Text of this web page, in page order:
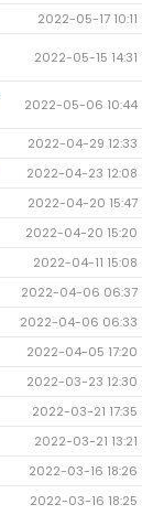
2022-05-17 10:11
2022-05-15 14:31
2022-05-06 10:44
2022-04-29 12:33
2022-04-23 12:08
2022-04-20 15:47
2022-04-20 15:20
2022-04-11 15:08
2022-04-06 06:37
2022-04-06 06:33
2022-04-05 17:20
2022-03-23 12:30
2022-03-21 17:35
2022-03-21 13:21
2022-03-16 18:26
2022-03-16 18:25